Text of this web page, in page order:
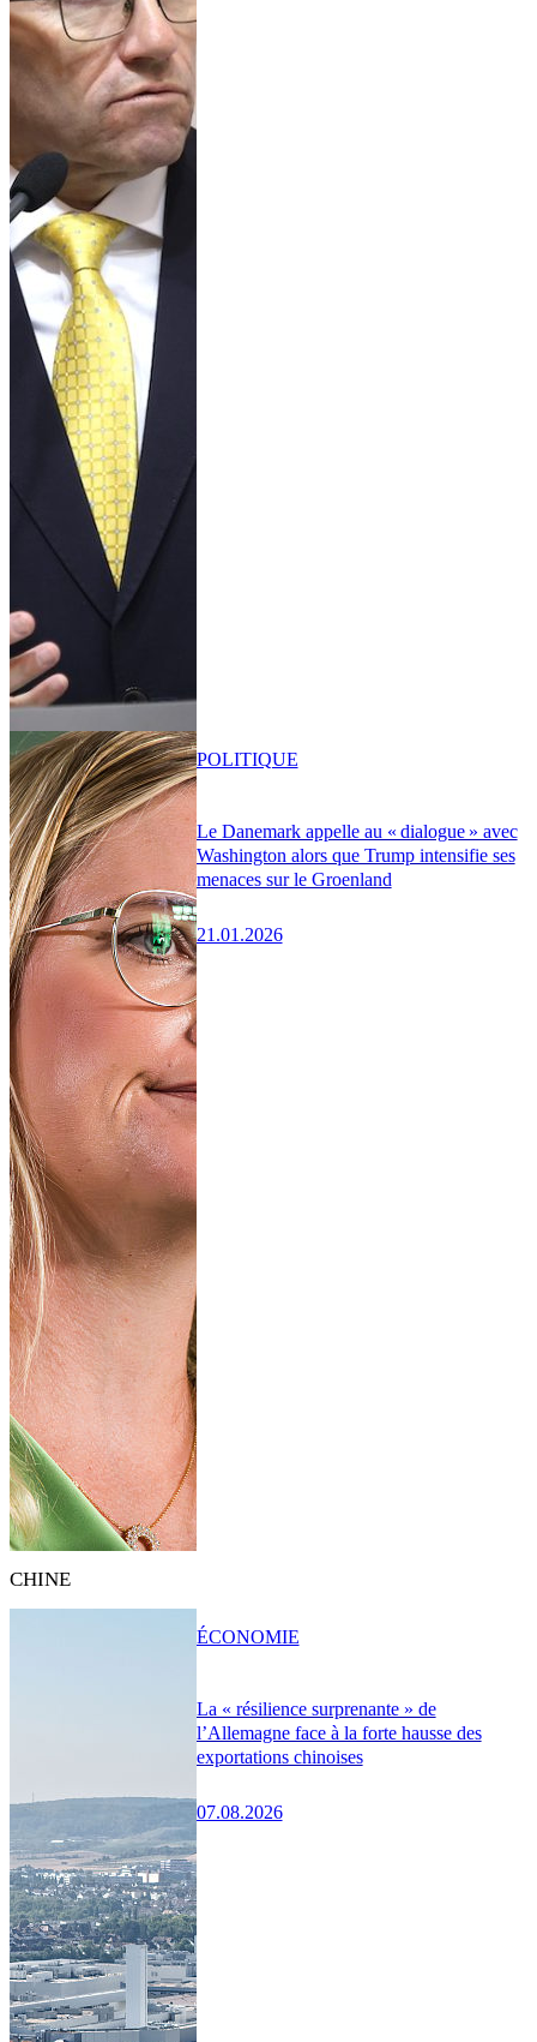
Le Danemark appelle au « dialogue » avec
Washington alors que Trump intensifie ses
menaces sur le Groenland
21.01.2026
POLITIQUE
CHINE
La « résilience surprenante » de
l’Allemagne face à la forte hausse des
exportations chinoises
07.08.2026
ÉCONOMIE